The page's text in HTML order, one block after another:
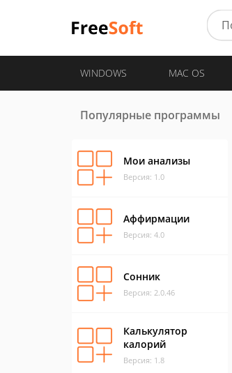
WINDOWS MAC OS
Популярные программы
Мои анализы
Версия: 1.0
Аффирмации
Версия: 4.0
Сонник
Версия: 2.0.46
Калькулятор
калорий
Версия: 1.8